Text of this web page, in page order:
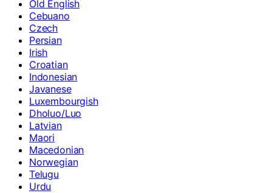
Old English
Cebuano
Czech
Persian
Irish
Croatian
Indonesian
Javanese
Luxembourgish
Dholuo/Luo
Latvian
Maori
Macedonian
Norwegian
Telugu
Urdu